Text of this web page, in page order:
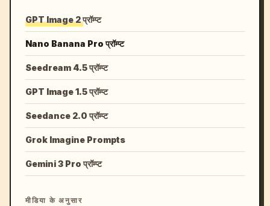
GPT Image 2 प्रॉम्प्ट
Nano Banana Pro प्रॉम्प्ट
Seedream 4.5 प्रॉम्प्ट
GPT Image 1.5 प्रॉम्प्ट
Seedance 2.0 प्रॉम्प्ट
Grok Imagine Prompts
Gemini 3 Pro प्रॉम्प्ट
मीडिया के अनुसार